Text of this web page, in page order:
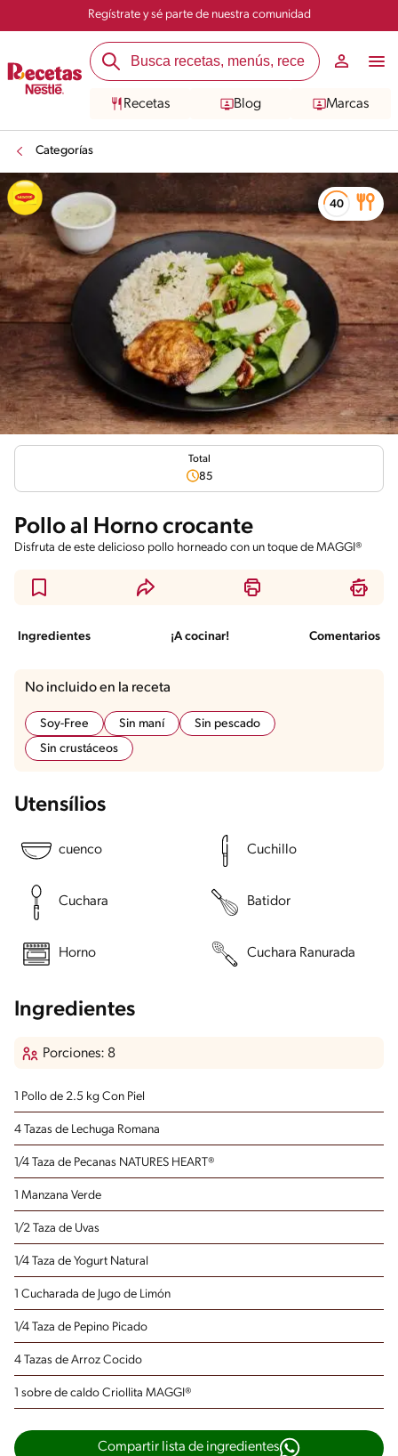
Regístrate y sé parte de nuestra comunidad
Recetas Blog Marcas
Categorías
Total
85
Pollo al Horno crocante
Disfruta de este delicioso pollo horneado con un toque de MAGGI®
Ingredientes ¡A cocinar! Comentarios
No incluido en la receta
Soy-Free Sin maní
Sin pescado
Sin crustáceos
Utensílios
cuenco Cuchillo
Cuchara Batidor
Horno Cuchara Ranurada
Ingredientes
Porciones: 8
1 Pollo de 2.5 kg Con Piel
4 Tazas de Lechuga Romana
1/4 Taza de Pecanas NATURES HEART®
1 Manzana Verde
1/2 Taza de Uvas
1/4 Taza de Yogurt Natural
1 Cucharada de Jugo de Limón
1/4 Taza de Pepino Picado
4 Tazas de Arroz Cocido
1 sobre de caldo Criollita MAGGI®
Compartir lista de ingredientes